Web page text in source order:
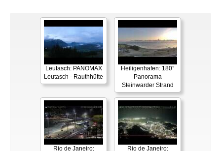
Leutasch: PANOMAX
Leutasch - Rauthhütte
Heiligenhafen: 180°
Panorama
Steinwarder Strand
Rio de Janeiro: Rio de Janeiro: